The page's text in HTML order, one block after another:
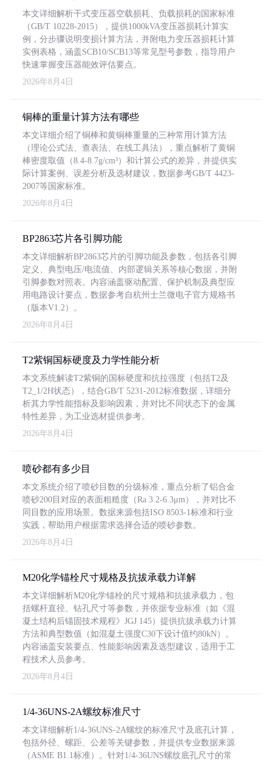
本文详细解析干式变压器空载损耗、负载损耗的国家标准
（GB/T 10228-2015），提供1000kVA变压器损耗计算实
例，分步骤说明变损计算方法，并附电力变压器损耗计算
实例表格，涵盖SCB10/SCB13等常见型号参数，指导用户
快速掌握变压器能效评估要点。
2026年8月4日
铜棒的重量计算方法有哪些
本文详细介绍了铜棒和黄铜棒重量的三种常用计算方法
（理论公式法、查表法、在线工具法），重点解析了黄铜
棒密度取值（8.4-8.7g/cm³）和计算公式的差异，并提供实
际计算案例、误差分析及选材建议，数据参考GB/T 4423-
2007等国家标准。
2026年8月4日
BP2863芯片各引脚功能
本文详细解析BP2863芯片的引脚功能及参数，包括各引脚
定义、典型电压/电流值、内部逻辑关系等核心数据，并附
引脚参数对照表。内容涵盖驱动配置、保护机制及典型应
用电路设计要点，数据参考自杭州士兰微电子官方规格书
（版本V1.2）。
2026年8月4日
T2紫铜国标硬度及力学性能分析
本文系统解读T2紫铜的国标硬度和抗拉强度（包括T2及
T2_1/2H状态），结合GB/T 5231-2012标准数据，详细分
析其力学性能指标及影响因素，并对比不同状态下的金属
特性差异，为工业选材提供参考。
2026年8月4日
喷砂都有多少目
本文系统介绍了喷砂目数的分级标准，重点分析了铝合金
喷砂200目对应的表面粗糙度（Ra 3.2-6.3μm），并对比不
同目数的应用场景。数据来源包括ISO 8503-1标准和行业
实践，帮助用户根据需求选择合适的喷砂参数。
2026年8月4日
M20化学锚栓尺寸规格及抗拔承载力详解
本文详细解析M20化学锚栓的尺寸规格和抗拔承载力，包
括螺杆直径、钻孔尺寸等参数，并依据专业标准（如《混
凝土结构后锚固技术规程》JGJ 145）提供抗拔承载力计算
方法和典型数值（如混凝土强度C30下设计值约80kN）。
内容涵盖安装要点、性能影响因素及选型建议，适用于工
程技术人员参考。
2026年8月4日
1/4-36UNS-2A螺纹标准尺寸
本文详细解析1/4-36UNS-2A螺纹的标准尺寸及底孔计算，
包括外径、螺距、公差等关键参数，并提供专业数据来源
（ASME B1.1标准）。针对1/4-36UNS螺纹底孔尺寸的常